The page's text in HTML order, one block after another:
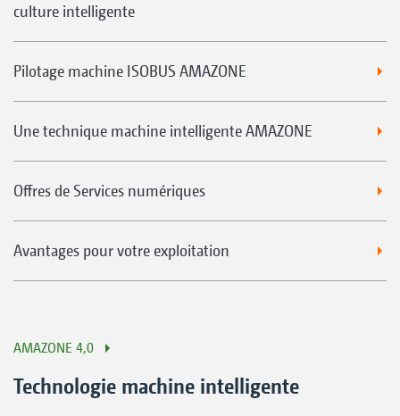
culture intelligente
Pilotage machine ISOBUS AMAZONE
Une technique machine intelligente AMAZONE
Offres de Services numériques
Avantages pour votre exploitation
AMAZONE 4,0
Technologie machine intelligente